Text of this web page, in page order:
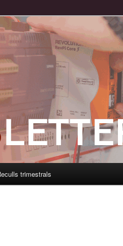
trimestrals